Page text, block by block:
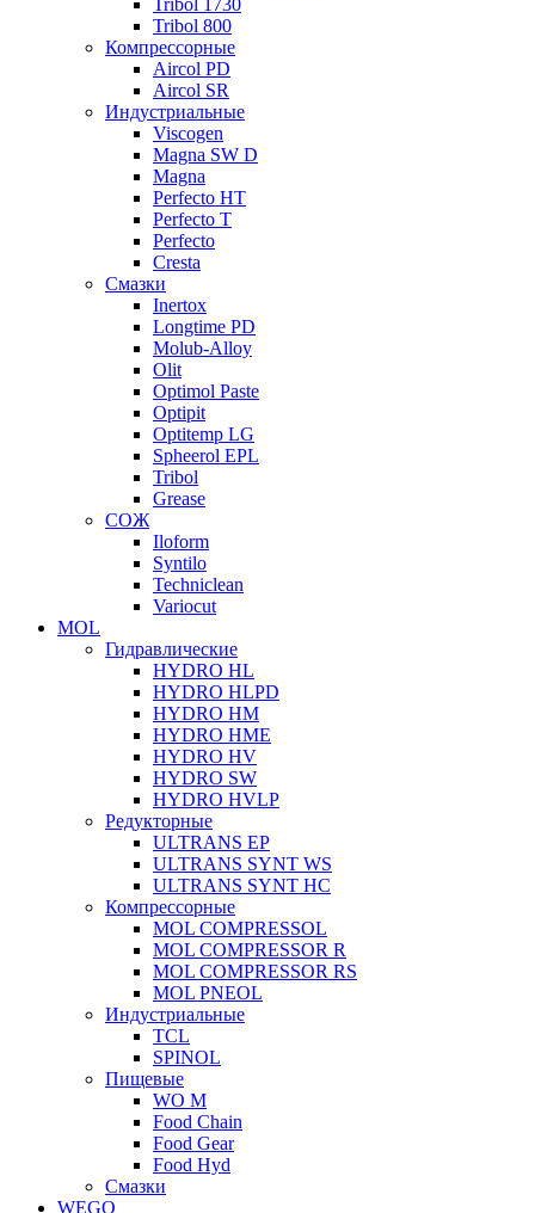
Tribol 1730
Tribol 800
Компрессорные
Aircol PD
Aircol SR
Индустриальные
Viscogen
Magna SW D
Magna
Perfecto HT
Perfecto T
Perfecto
Cresta
Смазки
Inertox
Longtime PD
Molub-Alloy
Olit
Optimol Paste
Optipit
Optitemp LG
Spheerol EPL
Tribol
Grease
СОЖ
Iloform
Syntilo
Techniclean
Variocut
MOL
Гидравлические
HYDRO HL
HYDRO HLPD
HYDRO HM
HYDRO HME
HYDRO HV
HYDRO SW
HYDRO HVLP
Редукторные
ULTRANS EP
ULTRANS SYNT WS
ULTRANS SYNT HC
Компрессорные
MOL COMPRESSOL
MOL COMPRESSOR R
MOL COMPRESSOR RS
MOL PNEOL
Индустриальные
TCL
SPINOL
Пищевые
WO M
Food Chain
Food Gear
Food Hyd
Смазки
WEGO